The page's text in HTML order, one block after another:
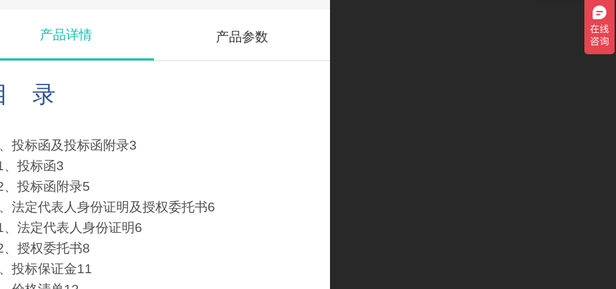
产品详情 产品参数
录
投标函及投标函附录3
、投标函3
、投标函附录5
法定代表人身份证明及授权委托书6
、法定代表人身份证明6
、授权委托书8
投标保证金11